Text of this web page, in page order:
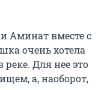
Аминат вместе с
очень хотела
реке. Для нее это
а, наоборот,